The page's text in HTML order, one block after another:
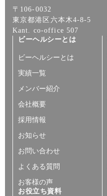
〒106-0032
東京都港区六本木4-8-5
Kant. co-office 507
ビーヘルシーとは
ビーヘルシーとは
実績一覧
メンバー紹介
会社概要
採用情報
お知らせ
お問い合わせ
よくある質問
お客様の声
お役立ち資料